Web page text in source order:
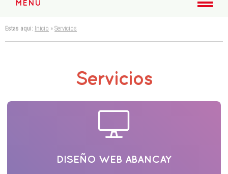
MENU
Estas aqui: Inicio »Servicios
Servicios
DISEÑO WEB ABANCAY